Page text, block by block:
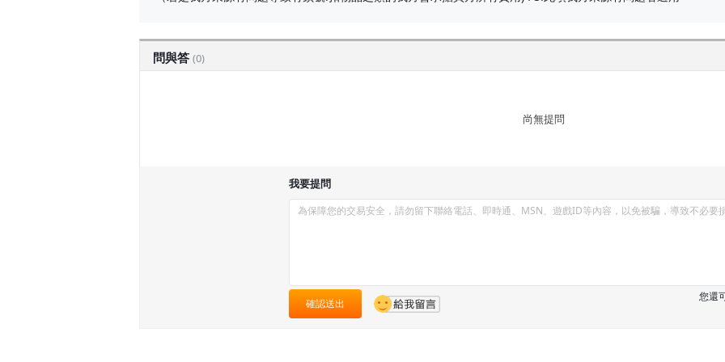
問與答 (0)
尚無提問
我要提問
確認送出
您還